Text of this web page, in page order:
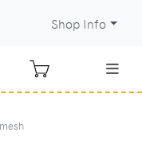
Shop Info